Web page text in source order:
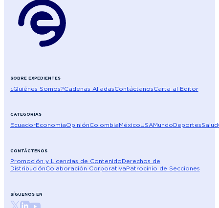
SOBRE EXPEDIENTES
¿Quiénes Somos?Cadenas AliadasContáctanosCarta al Editor
CATEGORÍAS
EcuadorEconomíaOpiniónColombiaMéxicoUSAMundoDeportesSalud
CONTÁCTENOS
Promoción y Licencias de ContenidoDerechos de
DistribuciónColaboración CorporativaPatrocinio de Secciones
SÍGUENOS EN